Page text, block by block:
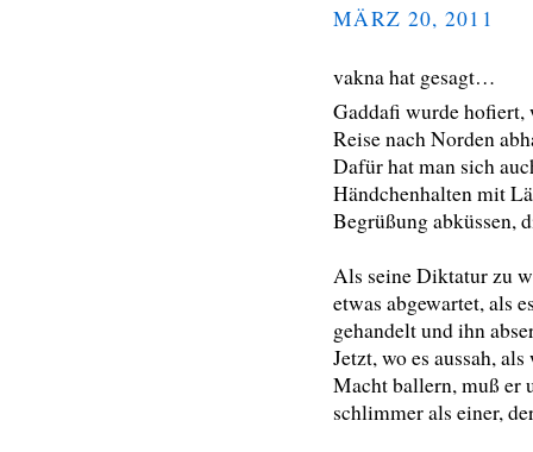
MÄRZ 20, 2011
vakna hat gesagt…
Gaddafi wurde
Reise nach Norden
Dafür hat man sich
Händchenhalten mit
Begrüßung abküssen,
Als seine Diktatur zu
etwas abgewartet, als
gehandelt und ihn
Jetzt, wo es aussah,
Macht ballern, muß er
schlimmer als einer,